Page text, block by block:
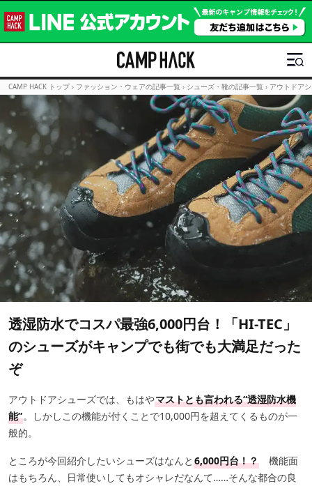
CAMP HACK トップ › ファッション・ウェアの記事一覧 › シューズ・靴の記事一覧 › アウトドア
透湿防水でコスパ最強6,000円台！「HI-TEC」
のシューズがキャンプでも街でも大満足だった
ぞ
アウトドアシューズでは、もはやマストとも言われる“透湿防水機
能”。しかしこの機能が付くことで10,000円を超えてくるものが一
般的。
ところが今回紹介したいシューズはなんと 6,000円台！？ 機能面
はもちろん、日常使いしてもオシャレだなんて……そんな都合の良